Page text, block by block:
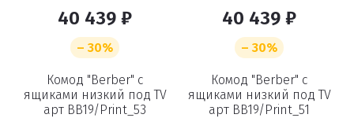
40 439 ₽
– 30%
Комод "Berber" с
ящиками низкий под TV
арт BB19/Print_53
40 439 ₽
– 30%
Комод "Berber" с
ящиками низкий под TV
арт BB19/Print_51